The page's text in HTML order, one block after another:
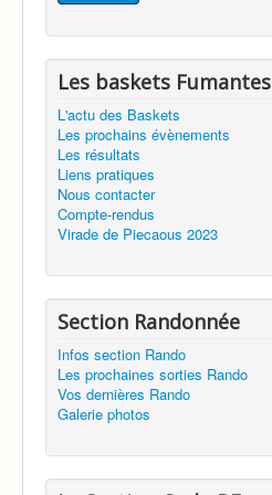
Les baskets Fumantes
L'actu des Baskets
Les prochains évènements
Les résultats
Liens pratiques
Nous contacter
Compte-rendus
Virade de Piecaous 2023
Section Randonnée
Infos section Rando
Les prochaines sorties Rando
Vos dernières Rando
Galerie photos